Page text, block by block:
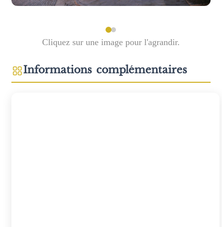
Cliquez sur une image pour l'agrandir.
Informations complémentaires